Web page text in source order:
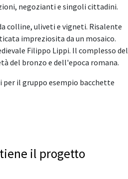
negozianti e singoli cittadini.
colline, uliveti e vigneti. Risalente
impreziosita da un mosaico.
Filippo Lippi. Il complesso del
del bronzo e dell'epoca romana.
il gruppo esempio bacchette
il progetto